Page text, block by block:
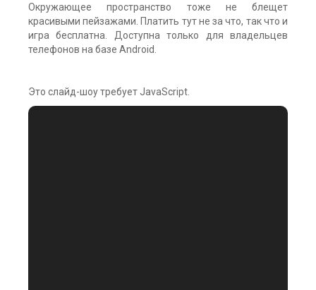
Окружающее пространство тоже не блещет
красивыми пейзажами. Платить тут не за что, так что и
игра бесплатна. Доступна только для владельцев
телефонов на базе Android.
Это слайд-шоу требует JavaScript.